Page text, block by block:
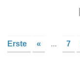
Erste
« ... 7